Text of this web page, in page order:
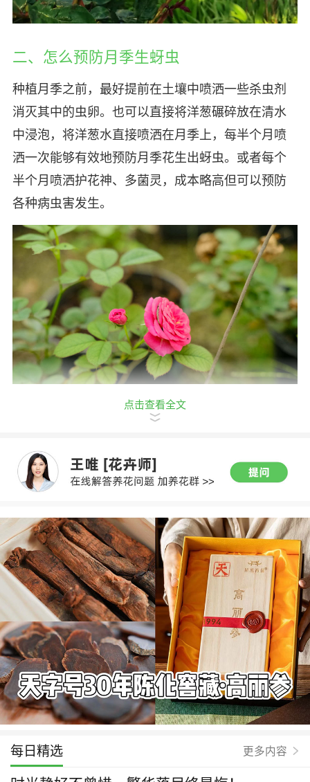
二、怎么预防月季生蚜虫
种植月季之前，最好提前在土壤中喷洒一些杀虫剂
消灭其中的虫卵。也可以直接将洋葱碾碎放在清水
中浸泡，将洋葱水直接喷洒在月季上，每半个月喷
洒一次能够有效地预防月季花生出蚜虫。或者每个
半个月喷洒护花神、多菌灵，成本略高但可以预防
各种病虫害发生。
点击查看全文
每日精选 更多内容